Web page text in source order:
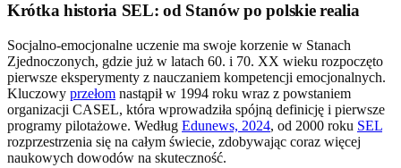
Krótka historia SEL: od Stanów po polskie realia
Socjalno-emocjonalne uczenie ma swoje korzenie w Stanach
Zjednoczonych, gdzie już w latach 60. i 70. XX wieku rozpoczęto
pierwsze eksperymenty z nauczaniem kompetencji emocjonalnych.
Kluczowy przełom nastąpił w 1994 roku wraz z powstaniem
organizacji CASEL, która wprowadziła spójną definicję i pierwsze
programy pilotażowe. Według Edunews, 2024, od 2000 roku SEL
rozprzestrzenia się na całym świecie, zdobywając coraz więcej
naukowych dowodów na skuteczność.